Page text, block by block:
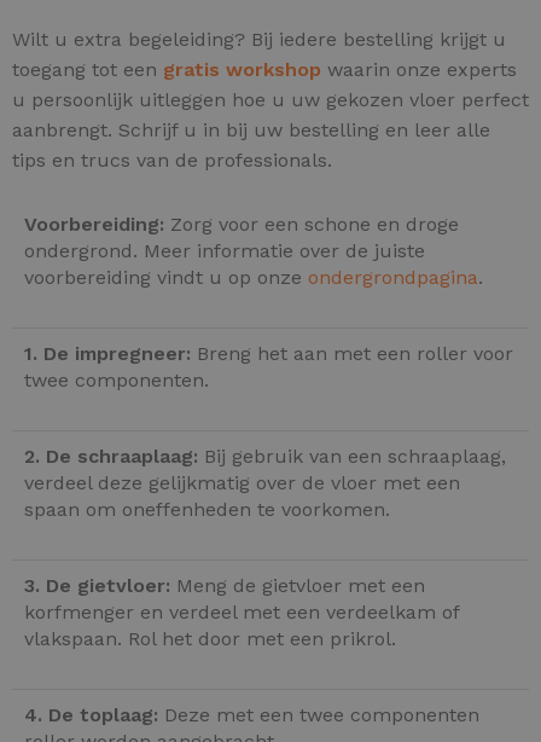
Wilt u extra begeleiding? Bij iedere bestelling krijgt u
toegang tot een gratis workshop waarin onze experts
u persoonlijk uitleggen hoe u uw gekozen vloer perfect
aanbrengt. Schrijf u in bij uw bestelling en leer alle
tips en trucs van de professionals.
Voorbereiding: Zorg voor een schone en droge
ondergrond. Meer informatie over de juiste
voorbereiding vindt u op onze ondergrondpagina.
1. De impregneer: Breng het aan met een roller voor
twee componenten.
2. De schraaplaag: Bij gebruik van een schraaplaag,
verdeel deze gelijkmatig over de vloer met een
spaan om oneffenheden te voorkomen.
3. De gietvloer: Meng de gietvloer met een
korfmenger en verdeel met een verdeelkam of
vlakspaan. Rol het door met een prikrol.
4. De toplaag: Deze met een twee componenten